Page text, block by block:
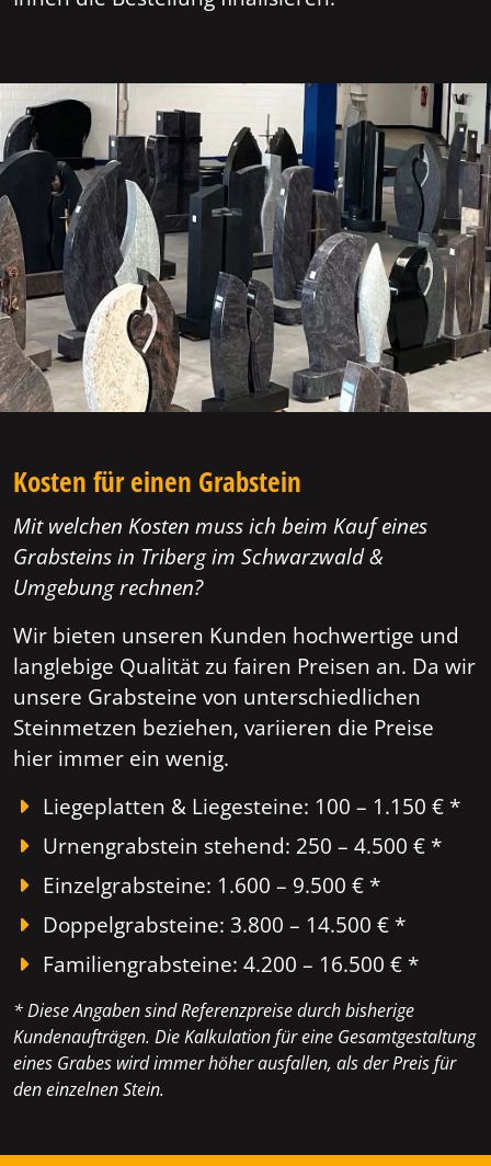
Kosten für einen Grabstein
Mit welchen Kosten muss ich beim Kauf eines
Grabsteins in Triberg im Schwarzwald &
Umgebung rechnen?
Wir bieten unseren Kunden hochwertige und
langlebige Qualität zu fairen Preisen an. Da wir
unsere Grabsteine von unterschiedlichen
Steinmetzen beziehen, variieren die Preise
hier immer ein wenig.
Liegeplatten & Liegesteine: 100 – 1.150 € *
Urnengrabstein stehend: 250 – 4.500 € *
Einzelgrabsteine: 1.600 – 9.500 € *
Doppelgrabsteine: 3.800 – 14.500 € *
Familiengrabsteine: 4.200 – 16.500 € *
* Diese Angaben sind Referenzpreise durch bisherige
Kundenaufträgen. Die Kalkulation für eine Gesamtgestaltung
eines Grabes wird immer höher ausfallen, als der Preis für
den einzelnen Stein.